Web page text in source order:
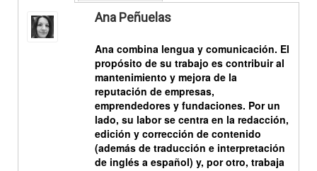
Ana Peñuelas
Ana combina lengua y comunicación. El
propósito de su trabajo es contribuir al
mantenimiento y mejora de la
reputación de empresas,
emprendedores y fundaciones. Por un
lado, su labor se centra en la redacción,
edición y corrección de contenido
(además de traducción e interpretación
de inglés a español) y, por otro, trabaja